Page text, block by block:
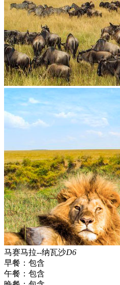
马赛马拉--纳瓦沙D6
早餐： 包含
午餐： 包含